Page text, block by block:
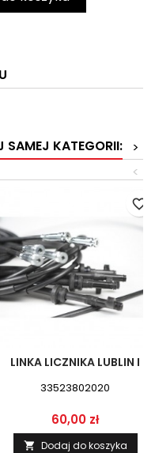
SAMEJ KATEGORII: >
<
LINKA LICZNIKA LUBLIN I
33523802020
Cena
60,00 zł
 Dodaj do koszyka
favorite_border